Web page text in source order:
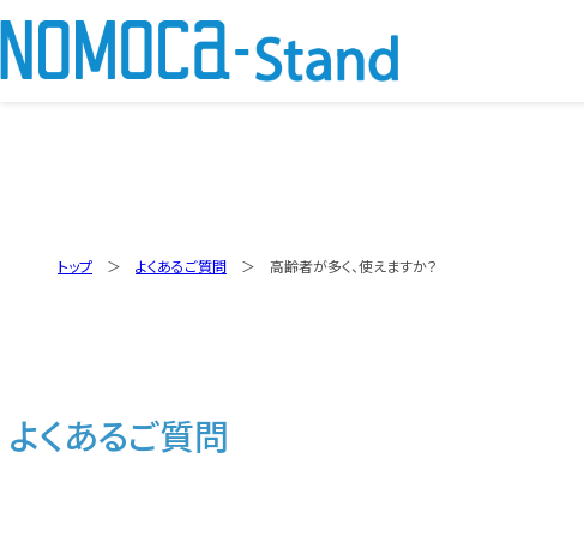
トップ よくあるご質問 高齢者が多く、使えますか？
よくあるご質問